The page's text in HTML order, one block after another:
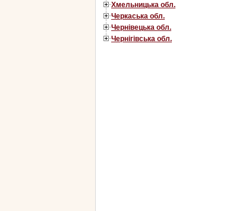
Хмельницька обл.
Черкаська обл.
Чернівецька обл.
Чернігівська обл.